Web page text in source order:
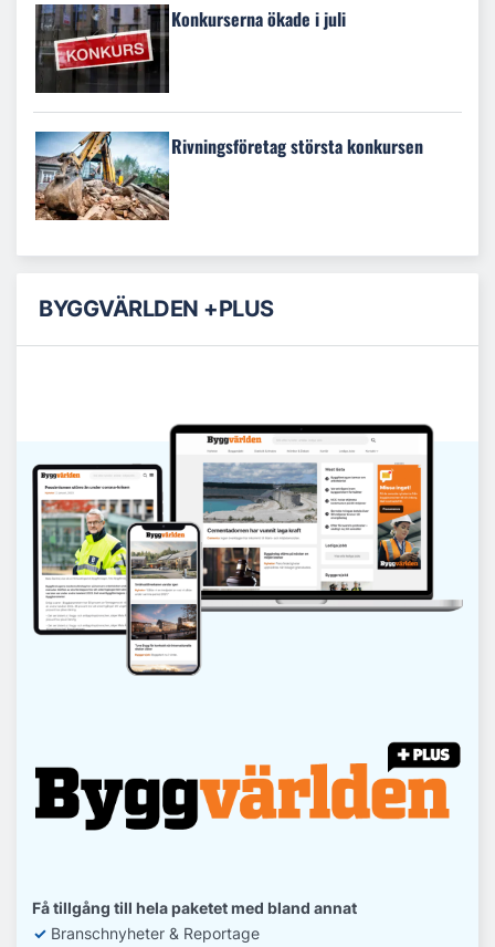
Konkurserna ökade i juli
Rivningsföretag största konkursen
BYGGVÄRLDEN +PLUS
Få tillgång till hela paketet med bland annat
✓ Branschnyheter & Reportage